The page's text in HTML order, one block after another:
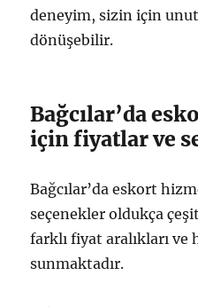
deneyim, sizin için
dönüşebilir.
Bağcılar’da
için fiyatlar ve
Bağcılar’da eskort
seçenekler oldukça
farklı fiyat aralıkları
sunmaktadır.